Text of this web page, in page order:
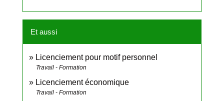
Et aussi
Licenciement pour motif personnel
Travail - Formation
Licenciement économique
Travail - Formation